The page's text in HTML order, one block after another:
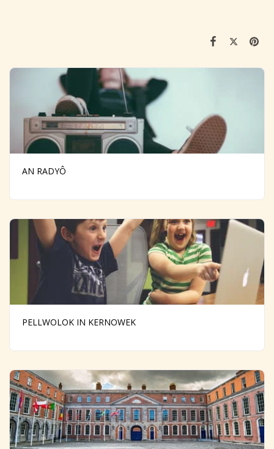
AN RADYÔ
PELLWOLOK IN KERNOWEK